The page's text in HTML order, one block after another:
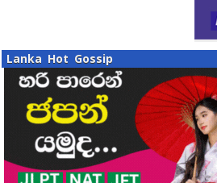
Lanka Hot Gossip